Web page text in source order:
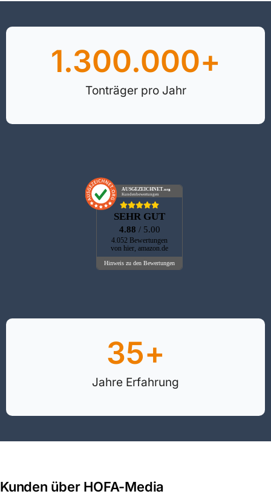
Tonträger pro Jahr
1.300.000+
AUSGEZEICHNET .org
Kundenbewertungen
SEHR GUT
4.88 / 5.00
4.052 Bewertungen
von hier, amazon.de
Hinweis zu den Bewertungen
Jahre Erfahrung
35+
Kunden über HOFA-Media